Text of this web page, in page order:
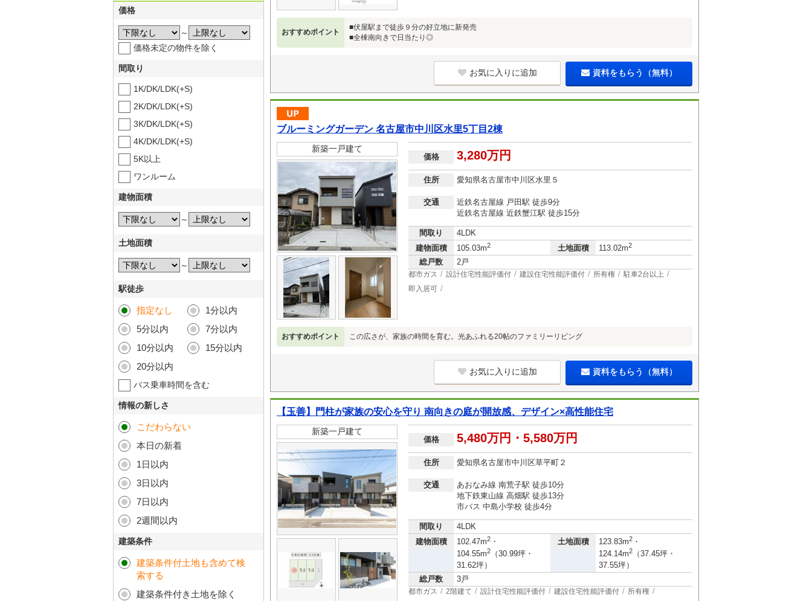
おすすめポイント
■伏屋駅まで徒歩９分の好立地に新発売
■全棟南向きで日当たり◎
お気に入りに追加 資料をもらう（無料）
ブルーミングガーデン 名古屋市中川区水里5丁目2棟
新築一戸建て
価格 3,280万円
住所 愛知県名古屋市中川区水里５
交通
近鉄名古屋線 戸田駅 徒歩9分
近鉄名古屋線 近鉄蟹江駅 徒歩15分
間取り
4LDK
建物面積
105.03m2 土地面積 113.02m2
総戸数 2戸
都市ガス 設計住宅性能評価付 建設住宅性能評価付 所有権
駐車2台以上
即入居可
おすすめポイント この広さが、家族の時間を育む。光あふれる20帖のファミリーリビング
お気に入りに追加 資料をもらう（無料）
【玉善】門柱が家族の安心を守り 南向きの庭が開放感、デザイン×高性能住宅
新築一戸建て
価格 5,480万円・5,580万円
住所 愛知県名古屋市中川区草平町２
交通
あおなみ線 南荒子駅 徒歩10分
地下鉄東山線 高畑駅 徒歩13分
市バス 中島小学校 徒歩4分
間取り
4LDK
建物面積
102.47m2 ・
104.55m2
（30.99坪・
31.62坪）
土地面積 123.83m2 ・
124.14m2
（37.45坪・
37.55坪）
総戸数
3戸
都市ガス 2階建て 設計住宅性能評価付 建設住宅性能評価付
所有権
価格
～
価格未定の物件を除く
間取り
1K/DK/LDK(+S)
2K/DK/LDK(+S)
3K/DK/LDK(+S)
4K/DK/LDK(+S)
5K以上
ワンルーム
建物面積
～
土地面積
～
駅徒歩
指定なし
1分以内
5分以内
7分以内
10分以内
15分以内
20分以内
バス乗車時間を含む
情報の新しさ
こだわらない
本日の新着
1日以内
3日以内
7日以内
2週間以内
建築条件
建築条件付土地も含めて検
索する
建築条件付き土地を除く